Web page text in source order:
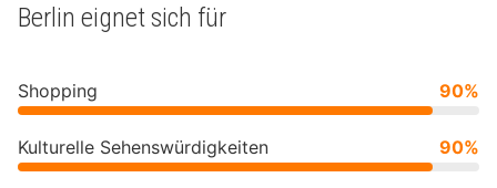
Berlin eignet sich für
Shopping 90%
Kulturelle Sehenswürdigkeiten 90%